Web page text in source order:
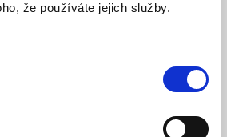
že používáte jejich služby.
46 Kč
Do košíku